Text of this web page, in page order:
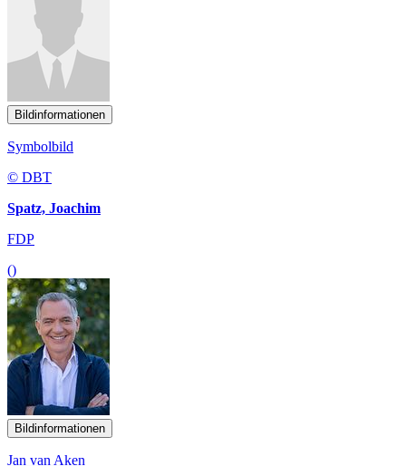
Bildinformationen
Symbolbild
© DBT
Spatz, Joachim
FDP
()
Bildinformationen
Jan van Aken